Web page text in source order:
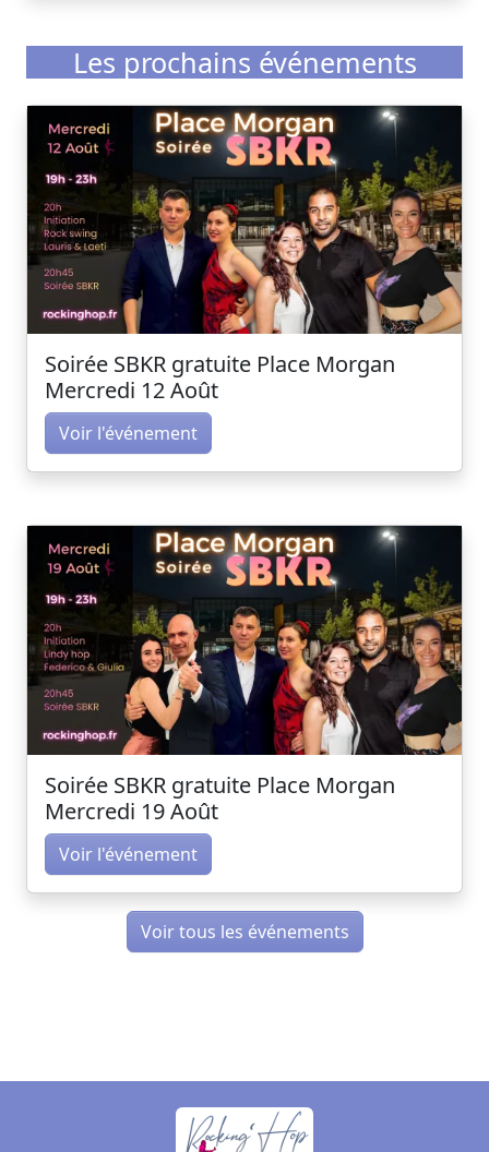
Les prochains événements
Soirée SBKR gratuite Place Morgan
Mercredi 12 Août
Voir l'événement
Soirée SBKR gratuite Place Morgan
Mercredi 19 Août
Voir l'événement
Voir tous les événements